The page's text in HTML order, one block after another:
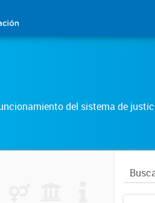
del sistema de